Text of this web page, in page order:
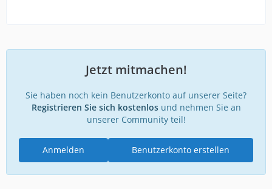
Jetzt mitmachen!
Sie haben noch kein Benutzerkonto auf unserer Seite?
Registrieren Sie sich kostenlosund nehmen Sie an
unserer Community teil!
Benutzerkonto erstellen
Anmelden